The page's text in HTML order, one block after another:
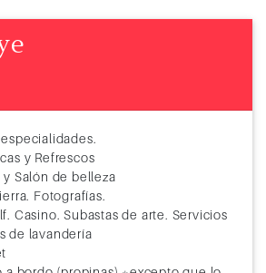
y Refrescos
y Salón de belleza
Fotografías.
Casino. Subastas de arte. Servicios
de lavandería